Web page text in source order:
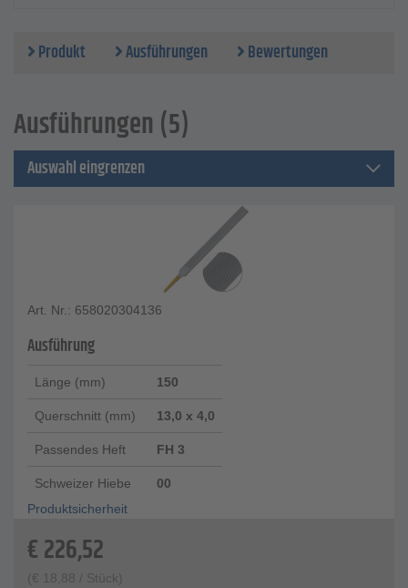
Produkt Ausführungen Bewertungen
Ausführungen (5)
Auswahl eingrenzen
Art. Nr.: 658020304136
Ausführung
Länge (mm) 150
Querschnitt (mm) 13,0 x 4,0
Passendes Heft FH 3
Schweizer Hiebe
00
Produktsicherheit
€226,52
(€ 18,88 / Stück)